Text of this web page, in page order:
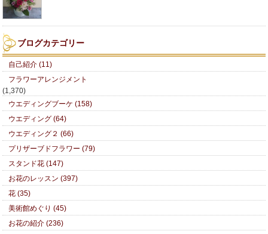
ブログカテゴリー
自己紹介 (11)
フラワーアレンジメント
(1,370)
ウエディングブーケ (158)
ウエディング (64)
ウエディング２ (66)
プリザーブドフラワー (79)
スタンド花 (147)
お花のレッスン (397)
花 (35)
美術館めぐり (45)
お花の紹介 (236)